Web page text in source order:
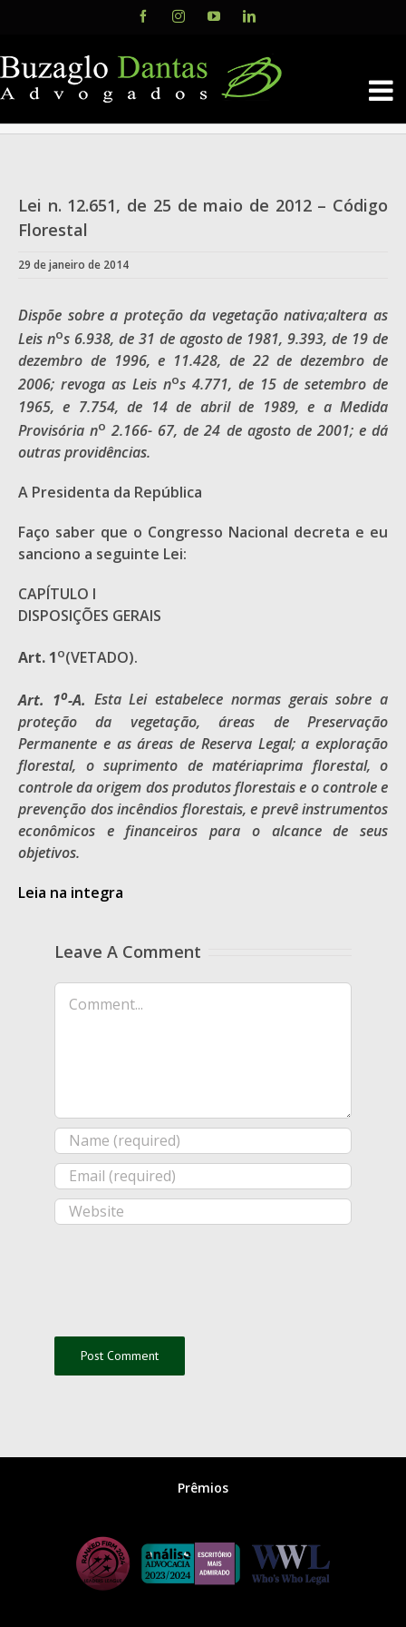
content
FacebookInstagramYouTubeLinkedIn
Lei n. 12.651, de 25 de maio de 2012 – Código
Florestal
29 de janeiro de 2014
Dispõe sobre a proteção da vegetaçãonativa;altera as
Leis nos 6.938, de 31 de agosto de 1981, 9.393, de 19 de
dezembro de 1996, e 11.428, de 22 de dezembro de
2006; revoga as Leis nos 4.771, de 15 de setembro de
1965, e 7.754, de 14 de abril de 1989, e a Medida
Provisória no 2.166- 67, de 24 de agosto de 2001; e dá
outras providências.
A Presidenta da República
Faço saber que o Congresso Nacional decreta e eu
sanciono a seguinte Lei:
CAPÍTULO I
DISPOSIÇÕES GERAIS
Art. 1o(VETADO).
Art. 1o-A. Esta Lei estabelece normas gerais sobre a
proteção da vegetação, áreas de Preservação
Permanente e as áreas de Reserva Legal; a exploração
florestal, o suprimento de matériaprima florestal, o
controle da origem dos produtos florestais e o controle e
prevenção dos incêndios florestais, e prevê instrumentos
econômicos e financeiros para o alcance de seus
objetivos.
Leia na integra
Leave A Comment
Comment
Prêmios